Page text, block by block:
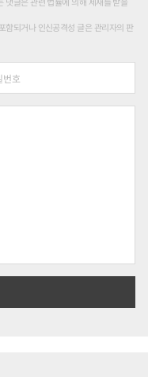
함되거나 인신공격성 글은 관리자의 판